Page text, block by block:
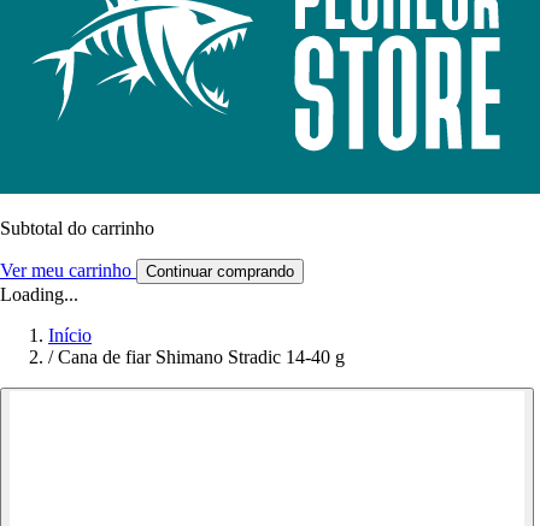
Subtotal do carrinho
Ver meu carrinho Continuar comprando
Loading...
Início
/ Cana de fiar Shimano Stradic 14-40 g